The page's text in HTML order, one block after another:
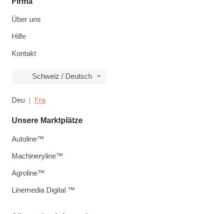
Über uns
Hilfe
Kontakt
Schweiz / Deutsch
Deu Fra
Unsere Marktplätze
Autoline™
Machineryline™
Agroline™
Linemedia Digital ™